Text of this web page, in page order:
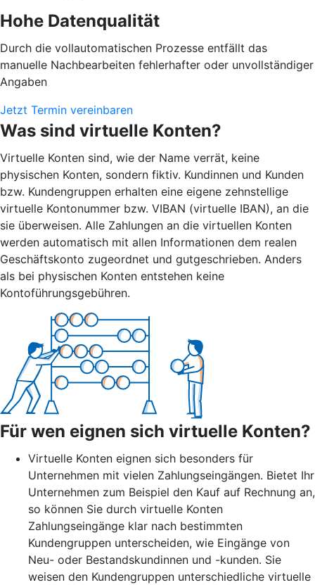
Hohe Datenqualität
Durch die vollautomatischen Prozesse entfällt das
manuelle Nachbearbeiten fehlerhafter oder unvollständiger
Angaben
Jetzt Termin vereinbaren
Was sind virtuelle Konten?
Virtuelle Konten sind, wie der Name verrät, keine
physischen Konten, sondern fiktiv. Kundinnen und Kunden
bzw. Kundengruppen erhalten eine eigene zehnstellige
virtuelle Kontonummer bzw. VIBAN (virtuelle IBAN), an die
sie überweisen. Alle Zahlungen an die virtuellen Konten
werden automatisch mit allen Informationen dem realen
Geschäftskonto zugeordnet und gutgeschrieben. Anders
als bei physischen Konten entstehen keine
Kontoführungsgebühren.
Für wen eignen sich virtuelle Konten?
Virtuelle Konten eignen sich besonders für
Unternehmen mit vielen Zahlungseingängen. Bietet Ihr
Unternehmen zum Beispiel den Kauf auf Rechnung an,
so können Sie durch virtuelle Konten
Zahlungseingänge klar nach bestimmten
Kundengruppen unterscheiden, wie Eingänge von
Neu- oder Bestandskundinnen und -kunden. Sie
weisen den Kundengruppen unterschiedliche virtuelle